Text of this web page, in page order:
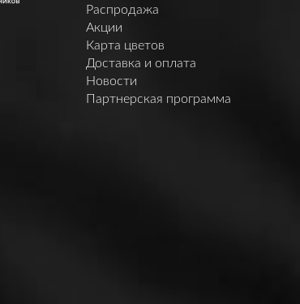
Распродажа
Акции
Карта цветов
Доставка и оплата
Новости
Партнерская программа